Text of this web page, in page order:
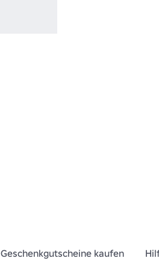
Geschenkgutscheine kaufen